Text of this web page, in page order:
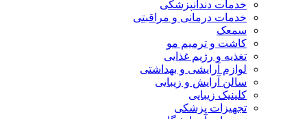
خدمات دندانپزشکی
خدمات درمانی و مراقبتی
سمعک
کاشت و ترمیم مو
تغذیه و رژیم غذایی
لوازم آرایشی و بهداشتی
سالن آرایش و زیبایی
کلینیک زیبایی
تجهیزات پزشکی